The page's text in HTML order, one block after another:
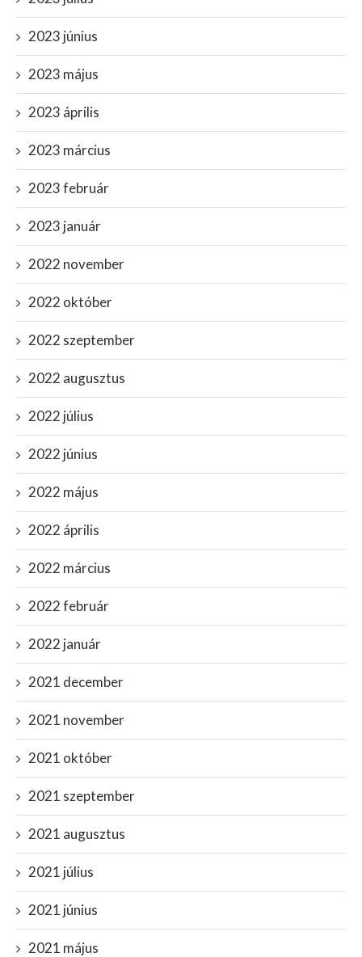
2023 június
2023 május
2023 április
2023 március
2023 február
2023 január
2022 november
2022 október
2022 szeptember
2022 augusztus
2022 július
2022 június
2022 május
2022 április
2022 március
2022 február
2022 január
2021 december
2021 november
2021 október
2021 szeptember
2021 augusztus
2021 július
2021 június
2021 május